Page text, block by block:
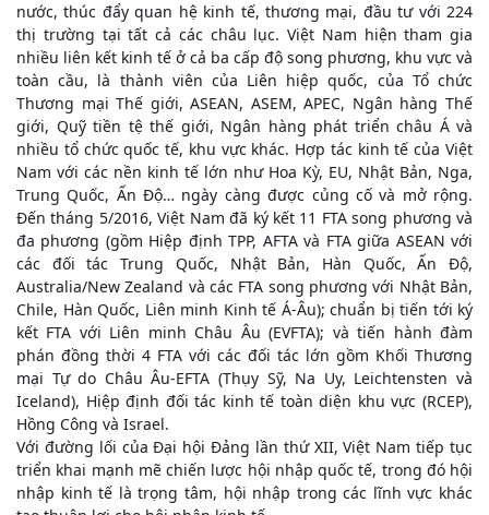
nước, thúc đẩy quan hệ kinh tế, thương mại, đầu tư với 224
thị trường tại tất cả các châu lục. Việt Nam hiện tham gia
nhiều liên kết kinh tế ở cả ba cấp độ song phương, khu vực và
toàn cầu, là thành viên của Liên hiệp quốc, của Tổ chức
Thương mại Thế giới, ASEAN, ASEM, APEC, Ngân hàng Thế
giới, Quỹ tiền tệ thế giới, Ngân hàng phát triển châu Á và
nhiều tổ chức quốc tế, khu vực khác. Hợp tác kinh tế của Việt
Nam với các nền kinh tế lớn như Hoa Kỳ, EU, Nhật Bản, Nga,
Trung Quốc, Ấn Độ… ngày càng được củng cố và mở rộng.
Đến tháng 5/2016, Việt Nam đã ký kết 11 FTA song phương và
đa phương (gồm Hiệp định TPP, AFTA và FTA giữa ASEAN với
các đối tác Trung Quốc, Nhật Bản, Hàn Quốc, Ấn Độ,
Australia/New Zealand và các FTA song phương với Nhật Bản,
Chile, Hàn Quốc, Liên minh Kinh tế Á-Âu); chuẩn bị tiến tới ký
kết FTA với Liên minh Châu Âu (EVFTA); và tiến hành đàm
phán đồng thời 4 FTA với các đối tác lớn gồm Khối Thương
mại Tự do Châu Âu-EFTA (Thụy Sỹ, Na Uy, Leichtensten và
Iceland), Hiệp định đối tác kinh tế toàn diện khu vực (RCEP),
Hồng Công và Israel.
Với đường lối của Đại hội Đảng lần thứ XII, Việt Nam tiếp tục
triển khai mạnh mẽ chiến lược hội nhập quốc tế, trong đó hội
nhập kinh tế là trọng tâm, hội nhập trong các lĩnh vực khác